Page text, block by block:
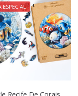
ESPECIAL
Recife De Corais